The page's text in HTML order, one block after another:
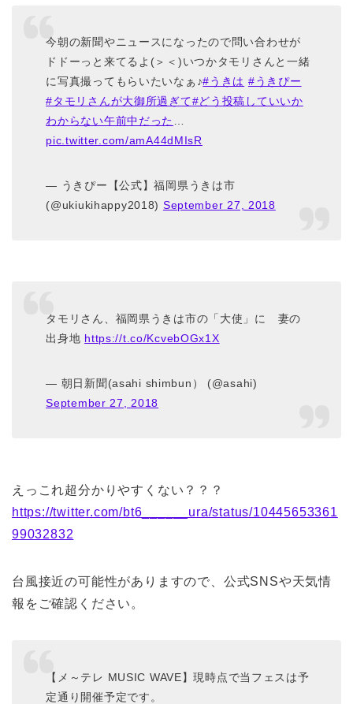
今朝の新聞やニュースになったので問い合わせが
ドドーっと来てるよ(＞＜)いつかタモリさんと一緒
に写真撮ってもらいたいなぁ♪#うきは #うきぴー
#タモリさんが大御所過ぎて#どう投稿していいか
わからない午前中だった …
pic.twitter.com/amA44dMIsR
— うきぴー【公式】福岡県うきは市
(@ukiukihappy2018) September 27, 2018
タモリさん、福岡県うきは市の「大使」に 妻の
出身地 https://t.co/KcvebOGx1X
— 朝日新聞(asahi shimbun） (@asahi)
September 27, 2018
えっこれ超分かりやすくない？？？
https://twitter.com/bt6______ura/status/10445653361
99032832
台風接近の可能性がありますので、公式SNSや天気情
報をご確認ください。
【メ～テレ MUSIC WAVE】現時点で当フェスは予
定通り開催予定です。